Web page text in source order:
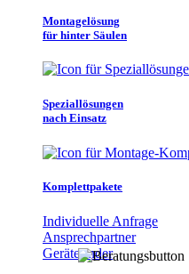
Montagelösung
für hinter Säulen
Speziallösungen
nach Einsatz
Komplettpakete
Individuelle Anfrage
Ansprechpartner
Gerätefinder